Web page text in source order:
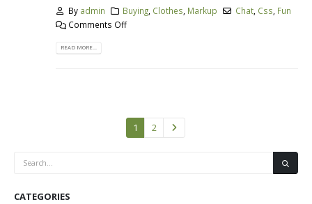
By admin Buying Clothes Markup Chat Css Fun
Comments Off
READ MORE...
1 2
CATEGORIES